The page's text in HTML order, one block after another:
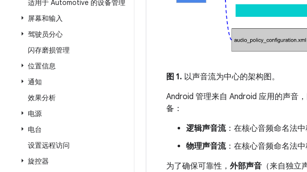
适用于 Automotive 的设备管理
屏幕和输入
驾驶员分心
闪存磨损管理
位置信息
通知
效果分析
电源
电台
设置远程访问
旋控器
图 1. 以声音流为中心的架构图。
Android 管理来自 Android 应用的声音
备：
逻辑声音流：在核心音频命名法
物理声音流：在核心音频命名法中
为了确保可靠性， 外部声音 （来自独